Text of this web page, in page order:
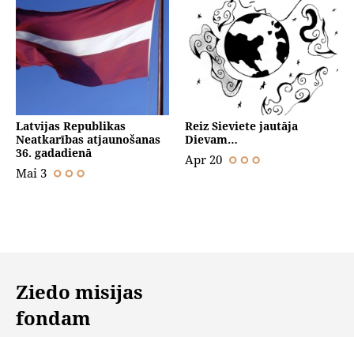
Latvijas Republikas
Neatkarības atjaunošanas
36. gadadienā
Mai 3
Reiz Sieviete jautāja
Dievam…
Apr 20
Ziedo misijas
fondam